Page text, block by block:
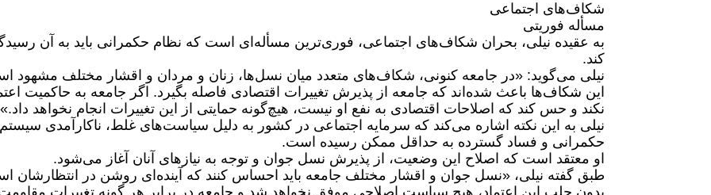
شکاف‌های اجتماعی
مسأله فوریتی
به عقیده نیلی، بحران شکاف‌های اجتماعی، فوری‌ترین مسأله‌ای است که نظام حکمرانی باید به آن
کند.
نیلی می‌گوید: «در جامعه کنونی، شکاف‌های متعدد میان نسل‌ها، زنان و مردان و اقشار مختلف مشهود
این شکاف‌ها باعث شده‌اند که جامعه از پذیرش تغییرات اقتصادی فاصله بگیرد. اگر جامعه به حاکمیت
نکند و حس کند که اصلاحات اقتصادی به نفع او نیست، هیچ‌گونه حمایتی از این تغییرات انجام نخواهد داد.»
نیلی به این نکته اشاره می‌کند که سرمایه اجتماعی در کشور به دلیل سیاست‌های غلط، ناکارآمدی سیستم
حکمرانی و فساد گسترده به حداقل ممکن رسیده است.
او معتقد است که اصلاح این وضعیت، از پذیرش نسل جوان و توجه به نیازهای آنان آغاز می‌شود.
طبق گفته نیلی، «نسل جوان و اقشار مختلف جامعه باید احساس کنند که آینده‌ای روشن در انتظارشان
بدون جلب این اعتماد، هیچ سیاست اصلاحی موفق نخواهد شد و جامعه در برابر هر گونه تغییرات